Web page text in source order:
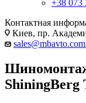
+38 073
Контактная
Киев, пр.
ShiningBerg